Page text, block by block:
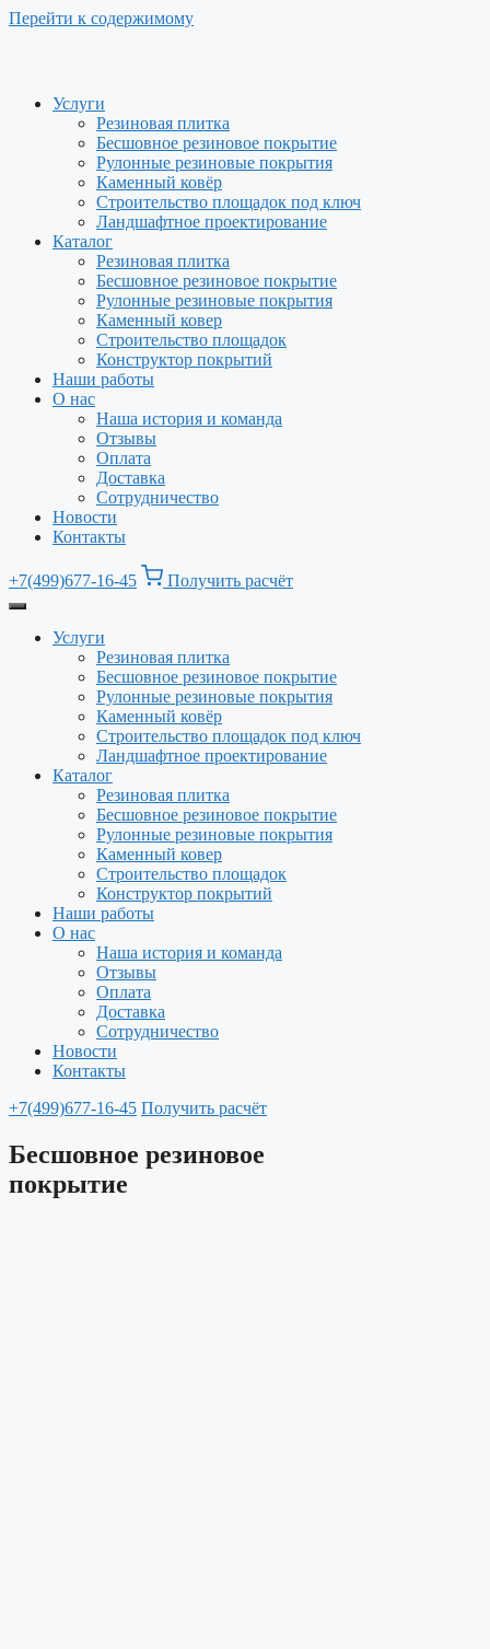
Перейти к содержимому
Услуги
Резиновая плитка
Бесшовное резиновое покрытие
Рулонные резиновые покрытия
Каменный ковёр
Строительство площадок под ключ
Ландшафтное проектирование
Каталог
Резиновая плитка
Бесшовное резиновое покрытие
Рулонные резиновые покрытия
Каменный ковер
Строительство площадок
Конструктор покрытий
Наши работы
О нас
Наша история и команда
Отзывы
Оплата
Доставка
Сотрудничество
Новости
Контакты
+7(499)677-16-45 Получить расчёт
Услуги
Резиновая плитка
Бесшовное резиновое покрытие
Рулонные резиновые покрытия
Каменный ковёр
Строительство площадок под ключ
Ландшафтное проектирование
Каталог
Резиновая плитка
Бесшовное резиновое покрытие
Рулонные резиновые покрытия
Каменный ковер
Строительство площадок
Конструктор покрытий
Наши работы
О нас
Наша история и команда
Отзывы
Оплата
Доставка
Сотрудничество
Новости
Контакты
+7(499)677-16-45 Получить расчёт
Бесшовное резиновое
покрытие